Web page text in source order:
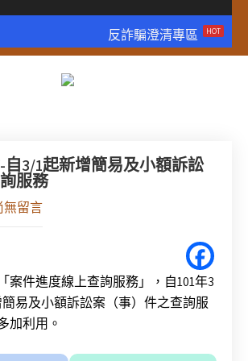
反詐騙澄清專區
HOT
自3/1起新增簡易及小額訴訟
服務
無留言
案件進度線上查詢服務」，自101年3
易及小額訴訟案（事）件之查詢服
加利用。